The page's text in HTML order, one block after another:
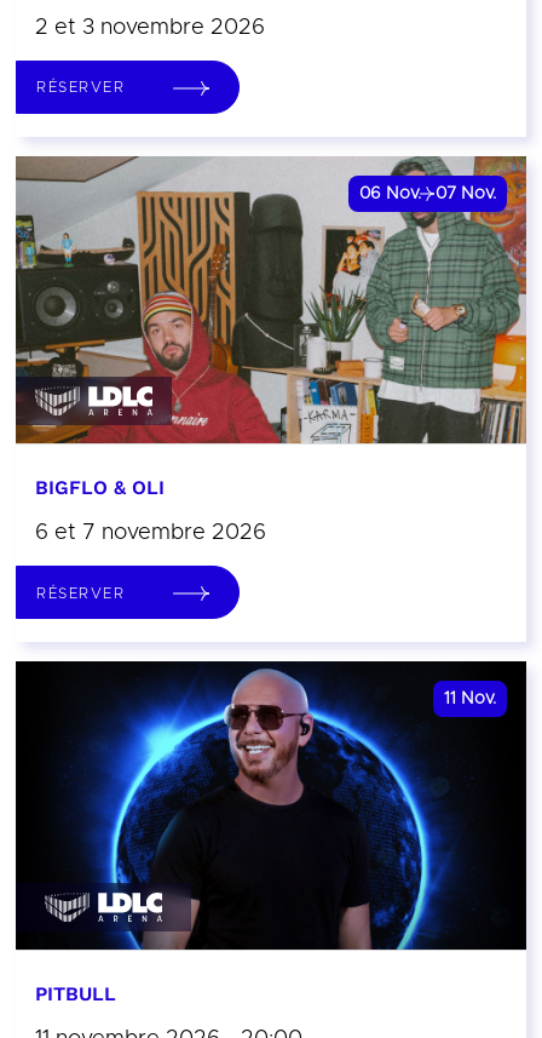
2 et 3 novembre 2026
RÉSERVER
06 Nov. 07 Nov.
BIGFLO & OLI
6 et 7 novembre 2026
RÉSERVER
11 Nov.
PITBULL